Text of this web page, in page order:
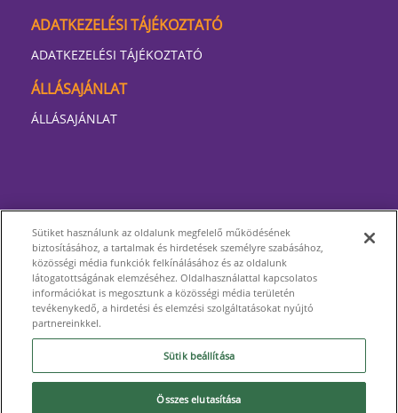
ADATKEZELÉSI TÁJÉKOZTATÓ
ADATKEZELÉSI TÁJÉKOZTATÓ
ÁLLÁSAJÁNLAT
ÁLLÁSAJÁNLAT
Sütiket használunk az oldalunk megfelelő működésének
biztosításához, a tartalmak és hirdetések személyre szabásához,
közösségi média funkciók felkínálásához és az oldalunk
látogatottságának elemzéséhez. Oldalhasználattal kapcsolatos
információkat is megosztunk a közösségi média területén
tevékenykedő, a hirdetési és elemzési szolgáltatásokat nyújtó
partnereinkkel.
Sütik beállítása
Összes elutasítása